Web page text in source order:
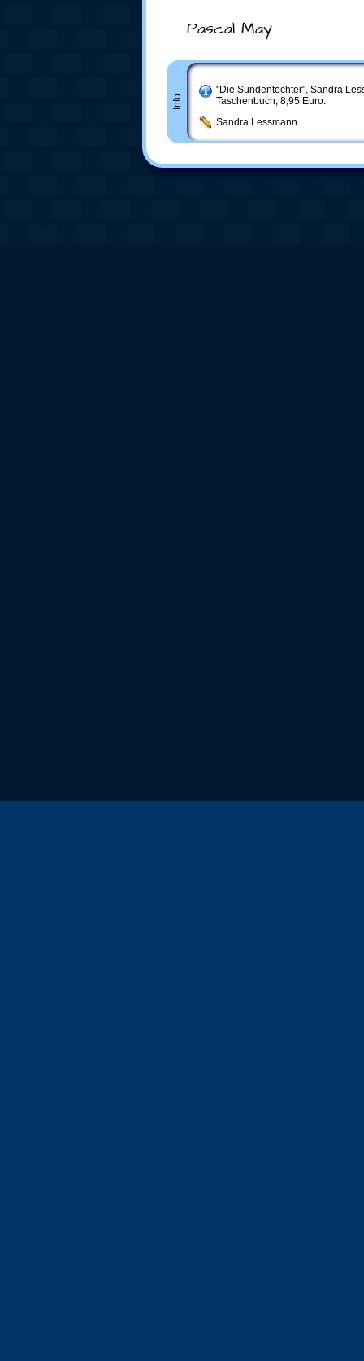
Pascal May
Info
"Die Sündentochter", Sandra
Taschenbuch; 8,95 Euro.
Sandra Lessmann